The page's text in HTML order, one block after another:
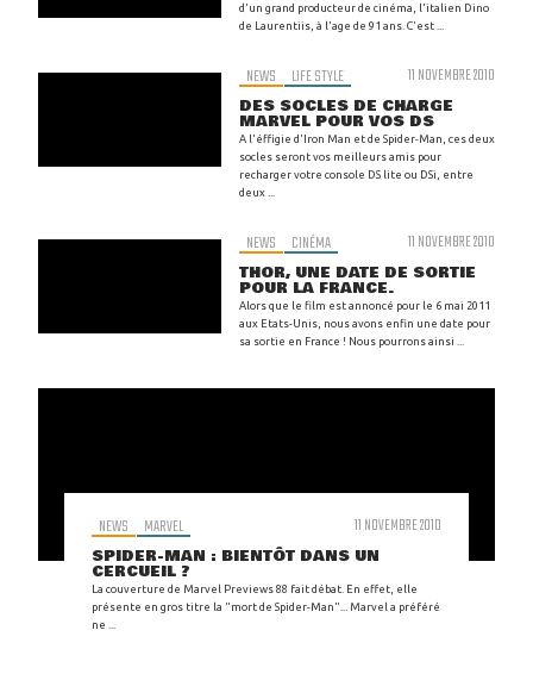
d'un grand producteur de cinéma, l'italien Dino
de Laurentiis, à l'age de 91 ans. C'est ...
NEWS LIFE STYLE 11 NOVEMBRE 2010
DES SOCLES DE CHARGE
MARVEL POUR VOS DS
A l'éffigie d'Iron Man et de Spider-Man, ces deux
socles seront vos meilleurs amis pour
recharger votre console DS lite ou DSi, entre
deux ...
NEWS CINÉMA 11 NOVEMBRE 2010
THOR, UNE DATE DE SORTIE
POUR LA FRANCE.
Alors que le film est annoncé pour le 6 mai 2011
aux Etats-Unis, nous avons enfin une date pour
sa sortie en France ! Nous pourrons ainsi ...
NEWS MARVEL 11 NOVEMBRE 2010
SPIDER-MAN : BIENTÔT DANS UN
CERCUEIL ?
La couverture de Marvel Previews 88 fait débat. En effet, elle
présente en gros titre la "mort de Spider-Man"... Marvel a préféré
ne ...